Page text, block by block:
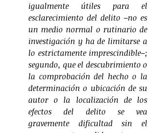
igualmente útiles para el
esclarecimiento del delito –no es
un medio normal o rutinario de
investigación y ha de limitarse a
lo estrictamente imprescindible–;
segundo, que el descubrimiento o
la comprobación del hecho o la
determinación o ubicación de su
autor o la localización de los
efectos del delito se vea
gravemente dificultad sin el